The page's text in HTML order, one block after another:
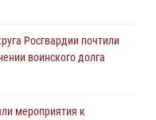
Росгвардии почтили
воинского долга
мероприятия к